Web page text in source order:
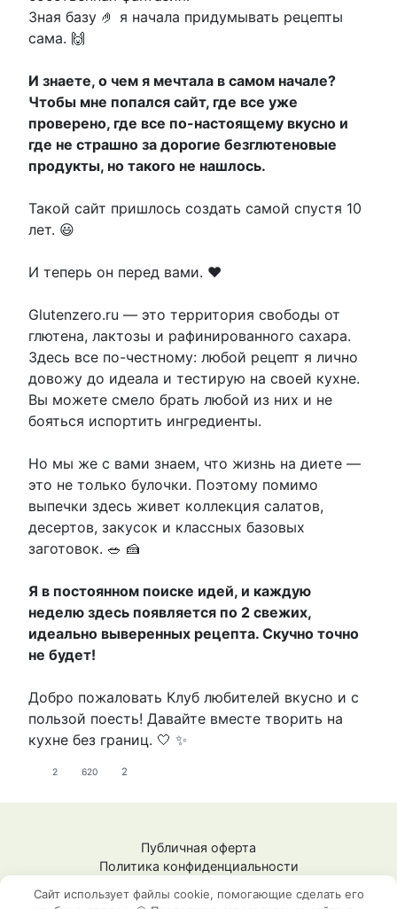
Зная базу 🤌 я начала придумывать рецепты
сама. 🙌
И знаете, о чем я мечтала в самом начале?
Чтобы мне попался сайт, где все уже
проверено, где все по-настоящему вкусно и
где не страшно за дорогие безглютеновые
продукты, но такого не нашлось.
Такой сайт пришлось создать самой спустя 10
лет. 😃
И теперь он перед вами. ❤️
Glutenzero.ru — это территория свободы от
глютена, лактозы и рафинированного сахара.
Здесь все по-честному: любой рецепт я лично
довожу до идеала и тестирую на своей кухне.
Вы можете смело брать любой из них и не
бояться испортить ингредиенты.
Но мы же с вами знаем, что жизнь на диете —
это не только булочки. Поэтому помимо
выпечки здесь живет коллекция салатов,
десертов, закусок и классных базовых
заготовок. 🥗 🍰
Я в постоянном поиске идей, и каждую
неделю здесь появляется по 2 свежих,
идеально выверенных рецепта. Скучно точно
не будет!
Добро пожаловать Клуб любителей вкусно и с
пользой поесть! Давайте вместе творить на
кухне без границ. 🤍 ✨
2 620 2
Публичная оферта
Политика конфиденциальности
ИНН: 592009148101
Сайт использует файлы cookie, помогающие сделать его